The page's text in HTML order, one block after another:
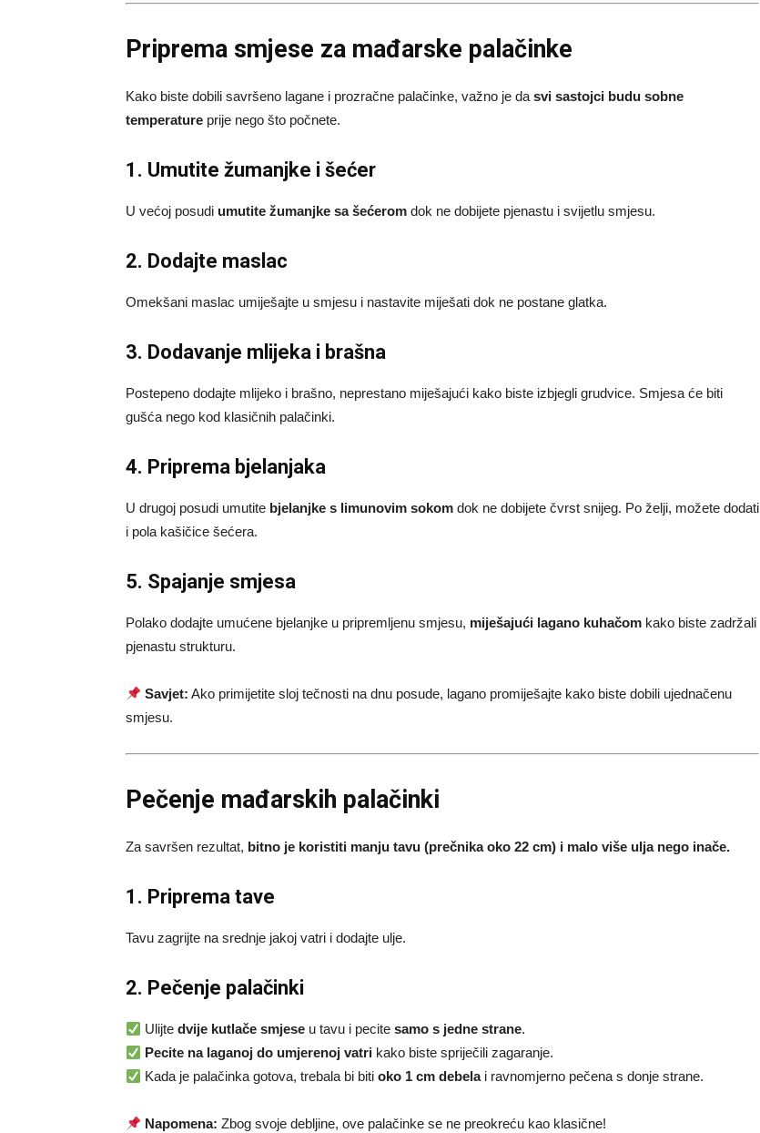
Priprema smjese za mađarske palačinke
Kako biste dobili savršeno lagane i prozračne palačinke, važno je dasvi sastojci budu sobne
temperature prije nego što počnete.
1. Umutite žumanjke i šećer
U većoj posudi umutite žumanjke sa šećerom dok ne dobijete pjenastu i svijetlu smjesu.
2. Dodajte maslac
Omekšani maslac umiješajte u smjesu i nastavite miješati dok ne postane glatka.
3. Dodavanje mlijeka i brašna
Postepeno dodajte mlijeko i brašno, neprestano miješajući kako biste izbjegli grudvice. Smjesa će biti
gušća nego kod klasičnih palačinki.
4. Priprema bjelanjaka
U drugoj posudi umutite bjelanjke s limunovim sokom dok ne dobijete čvrst snijeg. Po želji, možete dodati
i pola kašičice šećera.
5. Spajanje smjesa
Polako dodajte umućene bjelanjke u pripremljenu smjesu, miješajući lagano kuhačom kako biste zadržali
pjenastu strukturu.
Savjet: Ako primijetite sloj tečnosti na dnu posude, lagano promiješajte kako biste dobili ujednačenu
smjesu.
Pečenje mađarskih palačinki
Za savršen rezultat, bitno je koristiti manju tavu (prečnika oko 22 cm) i malo više ulja nego inače.
1. Priprema tave
Tavu zagrijte na srednje jakoj vatri i dodajte ulje.
2. Pečenje palačinki
Ulijtedvije kutlače smjese u tavu i pecitesamo s jedne strane.
Pecite na laganoj do umjerenoj vatri kako biste spriječili zagaranje.
Kada je palačinka gotova, trebala bi bitioko 1 cm debelai ravnomjerno pečena s donje strane.
Napomena: Zbog svoje debljine, ove palačinke se ne preokreću kao klasične!